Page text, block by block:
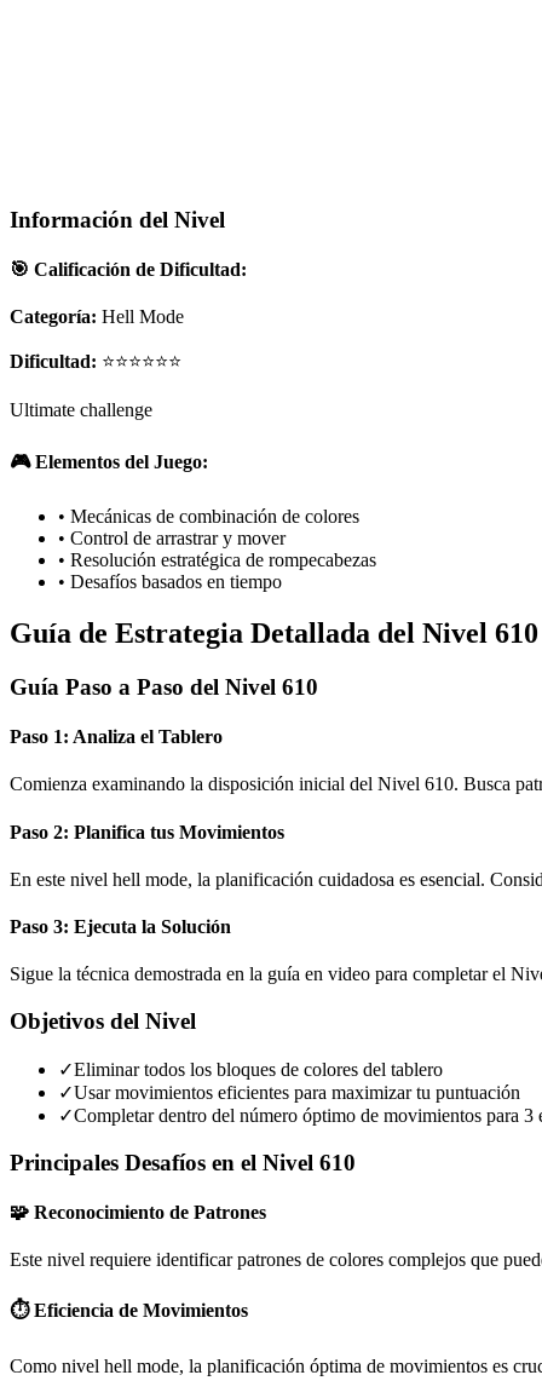
Información del Nivel
🎯 Calificación de Dificultad:
Categoría: Hell Mode
Dificultad: ⭐⭐⭐⭐⭐⭐
Ultimate challenge
🎮 Elementos del Juego:
• Mecánicas de combinación de colores
• Control de arrastrar y mover
• Resolución estratégica de rompecabezas
• Desafíos basados en tiempo
Guía de Estrategia Detallada del Nivel 610
Guía Paso a Paso del Nivel 610
Paso 1: Analiza el Tablero
Comienza examinando la disposición inicial del Nivel 610. Busca
Paso 2: Planifica tus Movimientos
En este nivel hell mode, la planificación cuidadosa es esencial.
Paso 3: Ejecuta la Solución
Sigue la técnica demostrada en la guía en video para completar el
Objetivos del Nivel
✓Eliminar todos los bloques de colores del tablero
✓Usar movimientos eficientes para maximizar tu puntuación
✓Completar dentro del número óptimo de movimientos para 3
Principales Desafíos en el Nivel 610
🧩 Reconocimiento de Patrones
Este nivel requiere identificar patrones de colores complejos que
⏱️ Eficiencia de Movimientos
Como nivel hell mode, la planificación óptima de movimientos es